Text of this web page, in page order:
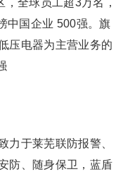
全球员工超3万名，
中国企业 500强。旗
压电器为主营业务的
于莱芜联防报警、
防、随身保卫，蓝盾